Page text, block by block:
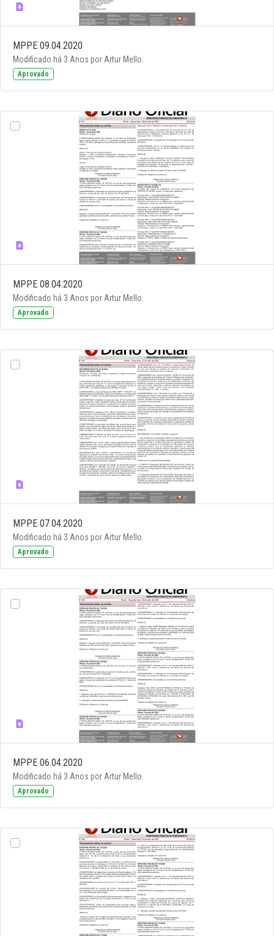
MPPE 09.04.2020
Modificado há 3 Anos por Artur Mello.
Aprovado
MPPE 08.04.2020
Modificado há 3 Anos por Artur Mello.
Aprovado
MPPE 07.04.2020
Modificado há 3 Anos por Artur Mello.
Aprovado
MPPE 06.04.2020
Modificado há 3 Anos por Artur Mello.
Aprovado